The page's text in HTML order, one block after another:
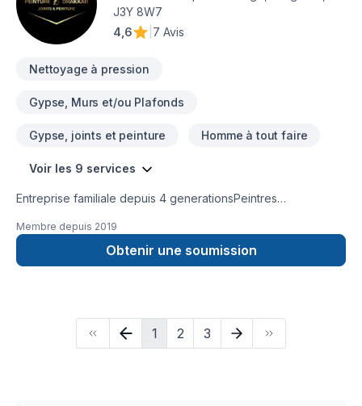
J3Y 8W7
4,6
7 Avis
Nettoyage à pression
Gypse, Murs et/ou Plafonds
Gypse, joints et peinture Homme à tout faire
Voir les 9 services
Entreprise familiale depuis 4 generationsPeintres
Membre depuis 2019
Obtenir une soumission
1 2 3